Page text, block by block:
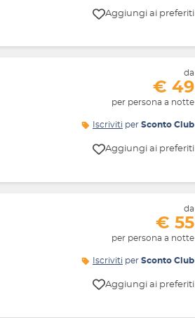
Aggiungi ai preferiti
da
€ 49
per persona a notte
Iscriviti per Sconto Club
Aggiungi ai preferiti
da
€ 55
per persona a notte
Iscriviti per Sconto Club
Aggiungi ai preferiti